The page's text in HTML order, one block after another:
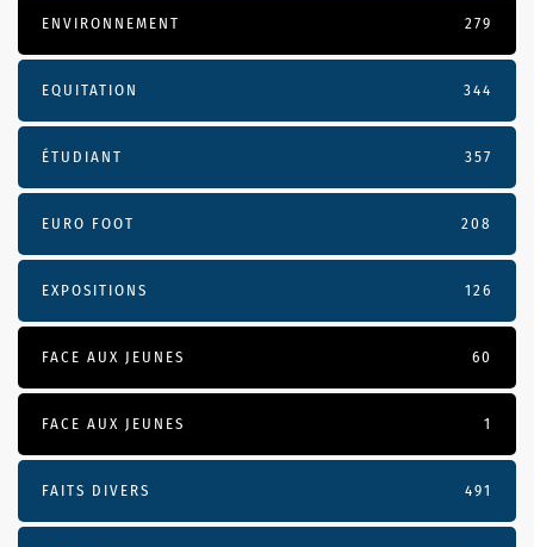
ENVIRONNEMENT 279
EQUITATION 344
ÉTUDIANT 357
EURO FOOT 208
EXPOSITIONS 126
FACE AUX JEUNES 60
FACE AUX JEUNES 1
FAITS DIVERS 491